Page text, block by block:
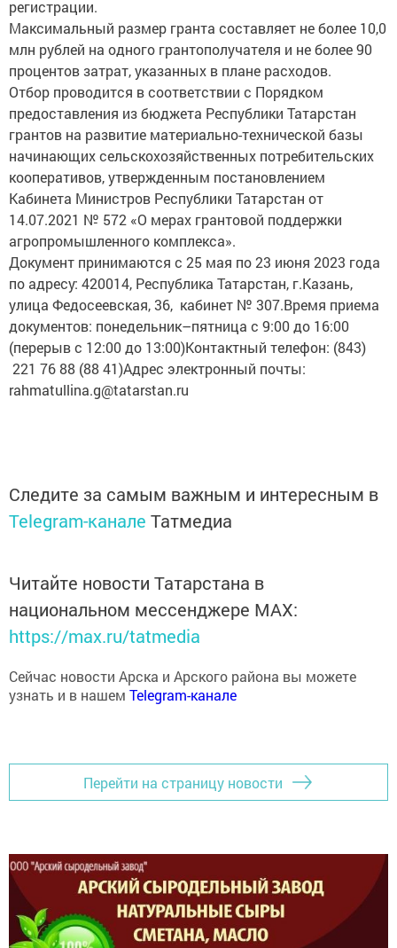
Максимальный размер гранта составляет не более 10,0
млн рублей на одного грантополучателя и не более 90
процентов затрат, указанных в плане расходов.
Отбор проводится в соответствии с Порядком
предоставления из бюджета Республики Татарстан
грантов на развитие материально-технической базы
начинающих сельскохозяйственных потребительских
кооперативов, утвержденным постановлением
Кабинета Министров Республики Татарстан от
14.07.2021 № 572 «О мерах грантовой поддержки
агропромышленного комплекса».
Документ принимаются с 25 мая по 23 июня 2023 года
по адресу: 420014, Республика Татарстан, г.Казань,
улица Федосеевская, 36, кабинет № 307.Время приема
документов: понедельник–пятница с 9:00 до 16:00
(перерыв с 12:00 до 13:00)Контактный телефон: (843)
221 76 88 (88 41)Адрес электронный почты:
rahmatullina.g@tatarstan.ru
Следите за самым важным и интересным в
Telegram-канале Татмедиа
Читайте новости Татарстана в
национальном мессенджере MАХ:
https://max.ru/tatmedia
Сейчас новости Арска и Арского района вы можете
узнать и в нашемTelegram-канале
Перейти на страницу новости